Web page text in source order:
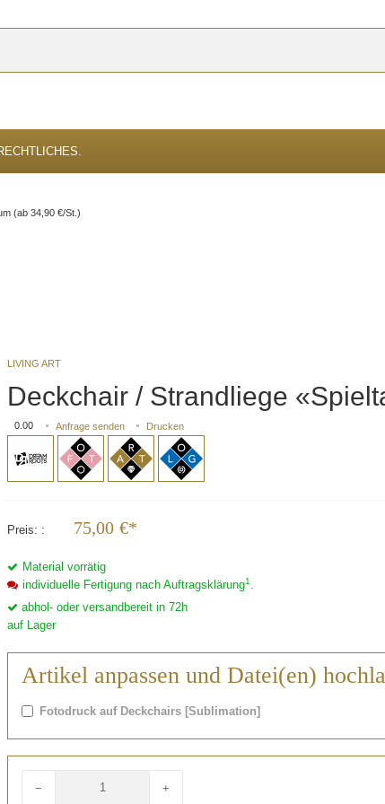
verwenden wir Cookies. Durch die weitere Nutzung der Webseite
(ab 34,90 €/St.)
LIVING ART
Deckchair / Strandliege
0.00 Anfrage senden Drucken
Preis: 75,00 €*
Material vorrätig
individuelle Fertigung nach Auftragsklärung1 .
abhol- oder versandbereit in 72h
auf Lager
Artikel anpassen und Datei(en)
Fotodruck auf Deckchairs [Sublimation]
− +